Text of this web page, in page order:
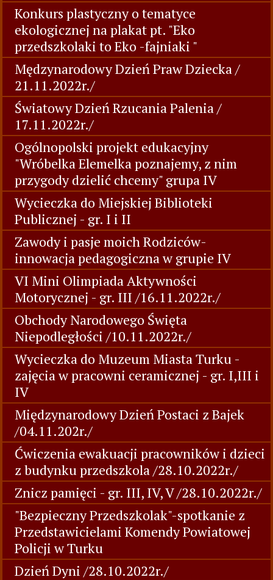
Konkurs plastyczny o tematyce
ekologicznej na plakat pt. "Eko
przedszkolaki to Eko -fajniaki "
Mędzynarodowy Dzień Praw Dziecka /
21.11.2022r./
Światowy Dzień Rzucania Palenia /
17.11.2022r./
Ogólnopolski projekt edukacyjny
"Wróbelka Elemelka poznajemy, z nim
przygody dzielić chcemy" grupa IV
Wycieczka do Miejskiej Biblioteki
Publicznej - gr. I i II
Zawody i pasje moich Rodziców-
innowacja pedagogiczna w grupie IV
VI Mini Olimpiada Aktywności
Motorycznej - gr. III /16.11.2022r./
Obchody Narodowego Święta
Niepodległości /10.11.2022r./
Wycieczka do Muzeum Miasta Turku -
zajęcia w pracowni ceramicznej - gr. I,III i
IV
Międzynarodowy Dzień Postaci z Bajek
/04.11.202r./
Ćwiczenia ewakuacji pracowników i dzieci
z budynku przedszkola /28.10.2022r./
Znicz pamięci - gr. III, IV, V /28.10.2022r./
"Bezpieczny Przedszkolak"-spotkanie z
Przedstawicielami Komendy Powiatowej
Policji w Turku
Dzień Dyni /28.10.2022r./